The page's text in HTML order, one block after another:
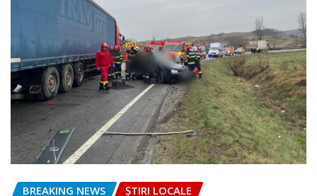
BREAKING NEWS ȘTIRI LOCALE